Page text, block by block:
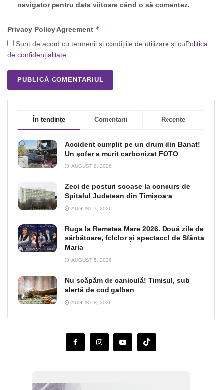
navigator pentru data viitoare când o să comentez.
Privacy Policy Agreement *
Sunt de acord cu termenii și condițiile de utilizare și cuPolitica
de confidențialitate
În tendințe Comentarii Recente
Accident cumplit pe un drum din Banat!
Un şofer a murit carbonizat FOTO
AUGUST 8, 2026
Zeci de posturi scoase la concurs de
Spitalul Județean din Timișoara
AUGUST 7, 2026
Ruga la Remetea Mare 2026. Două zile de
sărbătoare, folclor și spectacol de Sfânta
Maria
AUGUST 5, 2026
Nu scăpăm de caniculă! Timişul, sub
alertă de cod galben
AUGUST 8, 2026